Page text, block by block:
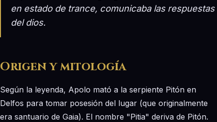
en estado de trance, comunicaba las respuestas
del dios.
Origen y mitología
Según la leyenda, Apolo mató a la serpiente Pitón en
Delfos para tomar posesión del lugar (que originalmente
era santuario de Gaia). El nombre "Pitia" deriva de Pitón.